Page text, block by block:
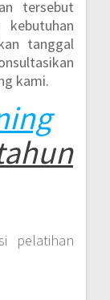
tersebut
tanggal
kami.
pelatihan